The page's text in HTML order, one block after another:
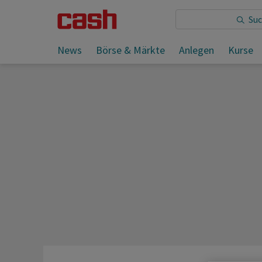
News Börse & Märkte Anlegen Kurse
Sie lesen: